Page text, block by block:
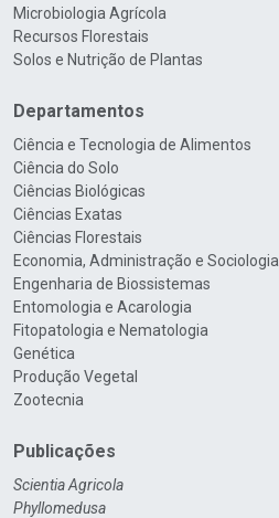
Microbiologia Agrícola
Recursos Florestais
Solos e Nutrição de Plantas
Departamentos
Ciência e Tecnologia de Alimentos
Ciência do Solo
Ciências Biológicas
Ciências Exatas
Ciências Florestais
Economia, Administração e Sociologia
Engenharia de Biossistemas
Entomologia e Acarologia
Fitopatologia e Nematologia
Genética
Produção Vegetal
Zootecnia
Publicações
Scientia Agricola
Phyllomedusa